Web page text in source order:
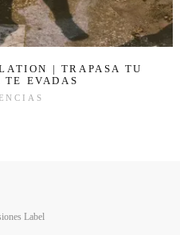
| TRAPASA TU
TE EVADAS